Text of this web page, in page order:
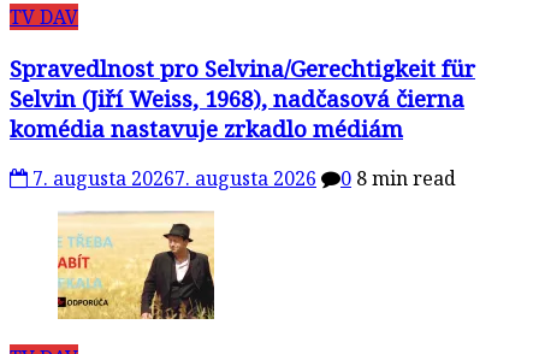
TV DAV
Spravedlnost pro Selvina/Gerechtigkeit für
Selvin (Jiří Weiss, 1968), nadčasová čierna
komédia nastavuje zrkadlo médiám
7. augusta 20267. augusta 2026 0 8 min read